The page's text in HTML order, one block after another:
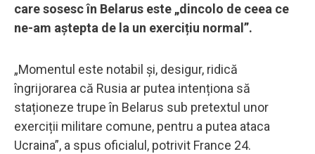
care sosesc în Belarus este „dincolo de ceea ce
ne-am aștepta de la un exercițiu normal”.
„Momentul este notabil și, desigur, ridică
îngrijorarea că Rusia ar putea intenționa să
staționeze trupe în Belarus sub pretextul unor
exerciții militare comune, pentru a putea ataca
Ucraina”, a spus oficialul, potrivit France 24.